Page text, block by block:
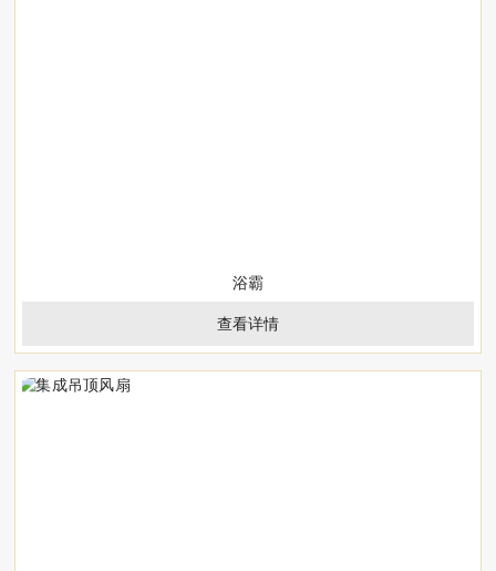
浴霸
查看详情